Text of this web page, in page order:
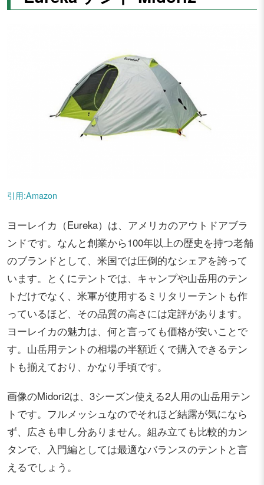
引用:Amazon
ヨーレイカ（Eureka）は、アメリカのアウトドアブラ
ンドです。なんと創業から100年以上の歴史を持つ老舗
のブランドとして、米国では圧倒的なシェアを誇って
います。とくにテントでは、キャンプや山岳用のテン
トだけでなく、米軍が使用するミリタリーテントも作
っているほど、その品質の高さには定評があります。
ヨーレイカの魅力は、何と言っても価格が安いことで
す。山岳用テントの相場の半額近くで購入できるテン
トも揃えており、かなり手頃です。
画像のMidori2は、3シーズン使える2人用の山岳用テン
トです。フルメッシュなのでそれほど結露が気になら
ず、広さも申し分ありません。組み立ても比較的カン
タンで、入門編としては最適なバランスのテントと言
えるでしょう。